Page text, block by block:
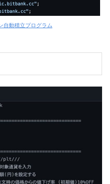
自動積立プログラム